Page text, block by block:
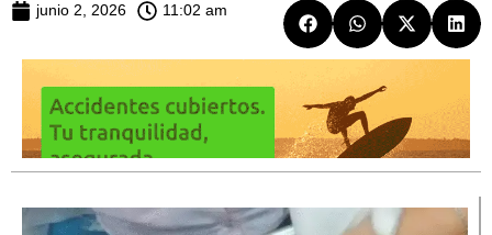
junio 2, 2026 11:02 am